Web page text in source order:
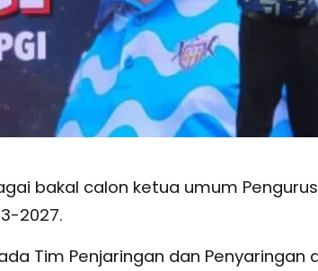
bakal calon ketua umum Pengurus
2027.
Tim Penjaringan dan Penyaringan